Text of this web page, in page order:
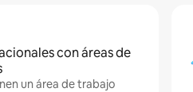
con áreas de
un área de trabajo